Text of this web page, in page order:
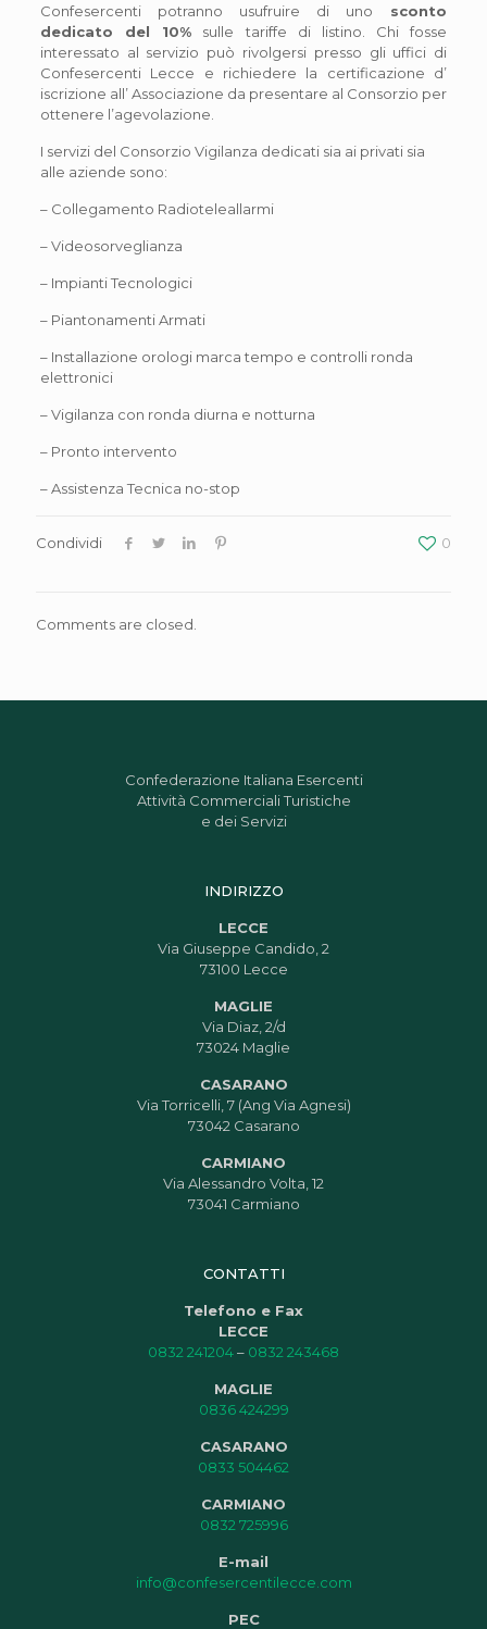
Confesercenti potranno usufruire di uno sconto
dedicato del 10% sulle tariffe di listino. Chi fosse
interessato al servizio può rivolgersi presso gli uffici di
Confesercenti Lecce e richiedere la certificazione d’
iscrizione all’ Associazione da presentare al Consorzio per
ottenere l’agevolazione.
I servizi del Consorzio Vigilanza dedicati sia ai privati sia
alle aziende sono:
– Collegamento Radioteleallarmi
– Videosorveglianza
– Impianti Tecnologici
– Piantonamenti Armati
– Installazione orologi marca tempo e controlli ronda
elettronici
– Vigilanza con ronda diurna e notturna
– Pronto intervento
– Assistenza Tecnica no-stop
Condividi 0
Comments are closed.
Confederazione Italiana Esercenti
Attività Commerciali Turistiche
e dei Servizi
INDIRIZZO
LECCE
Via Giuseppe Candido, 2
73100 Lecce
MAGLIE
Via Diaz, 2/d
73024 Maglie
CASARANO
Via Torricelli, 7 (Ang Via Agnesi)
73042 Casarano
CARMIANO
Via Alessandro Volta, 12
73041 Carmiano
CONTATTI
Telefono e Fax
LECCE
0832 241204– 0832 243468
MAGLIE
0836 424299
CASARANO
0833 504462
CARMIANO
0832 725996
E-mail
info@confesercentilecce.com
PEC